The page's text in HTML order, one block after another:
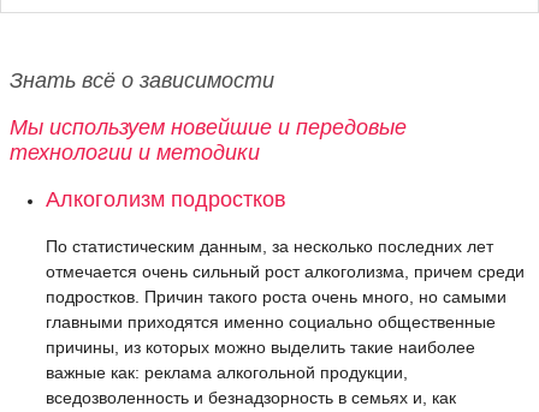
Знать всё о зависимости
Мы используем новейшие и передовые
технологии и методики
Алкоголизм подростков
По статистическим данным, за несколько последних лет
отмечается очень сильный рост алкоголизма, причем среди
подростков. Причин такого роста очень много, но самыми
главными приходятся именно социально общественные
причины, из которых можно выделить такие наиболее
важные как: реклама алкогольной продукции,
вседозволенность и безнадзорность в семьях и, как